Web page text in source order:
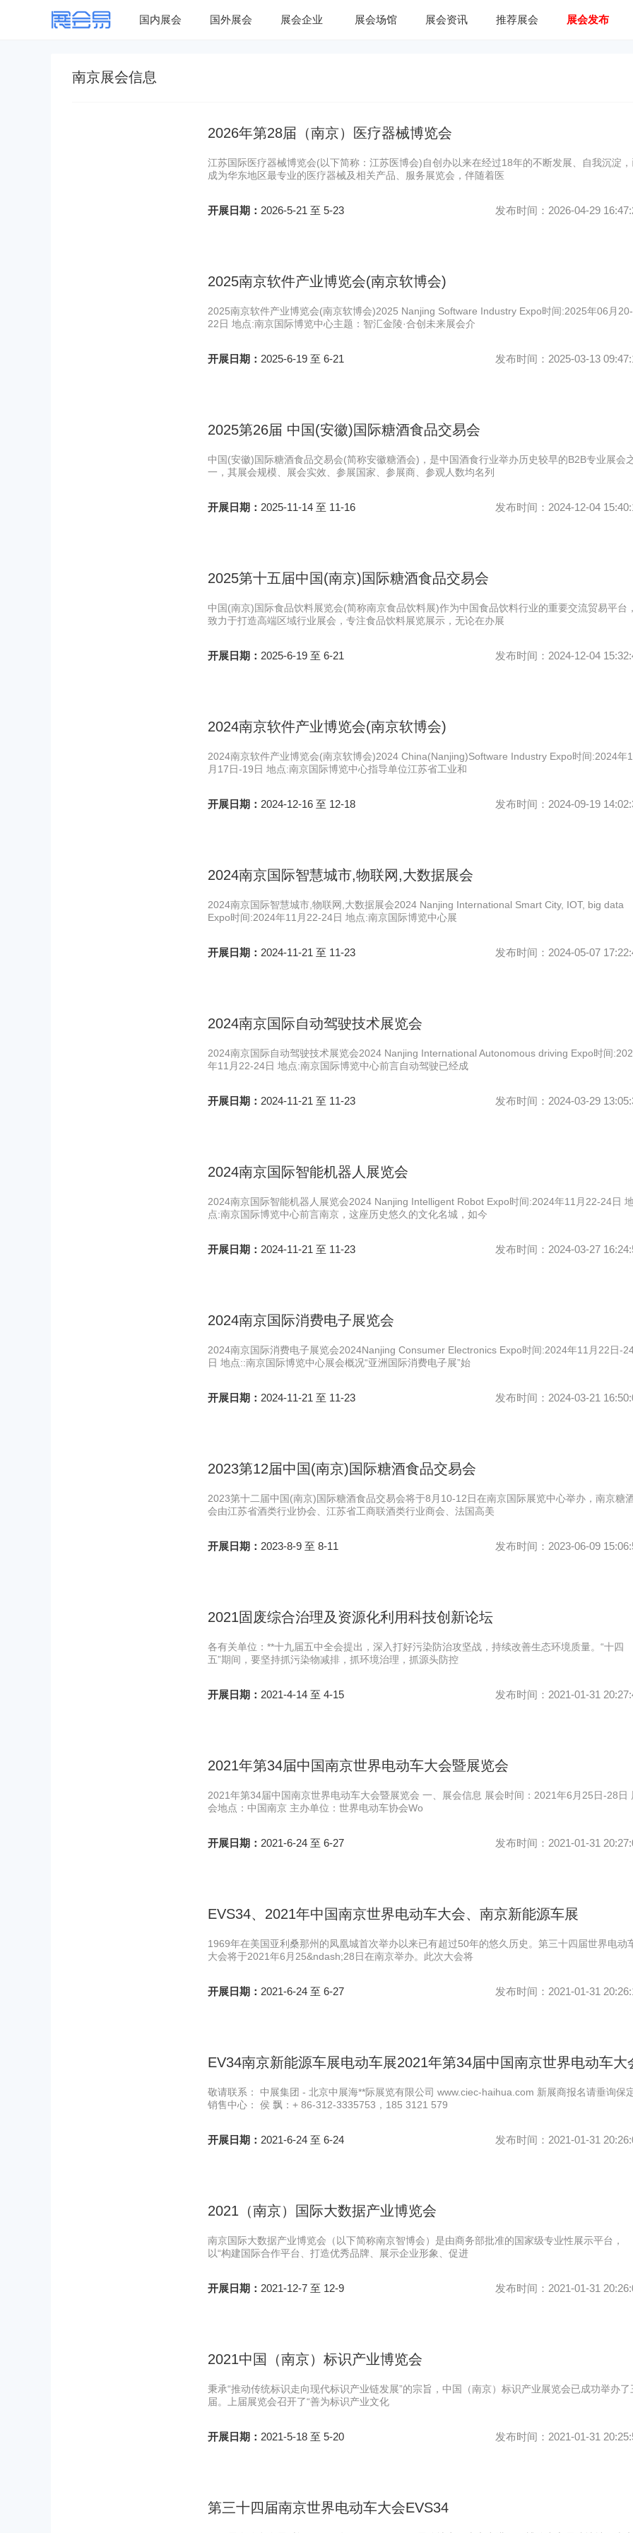
国内展会 国外展会 展会企业 展会场馆 展会资讯 推荐展会 展会发布
南京展会信息
2026年第28届（南京）医疗器械博览会
江苏国际医疗器械博览会(以下简称：江苏医博会)自创办以来在经过18年的不断发展、自我沉淀，
成为华东地区最专业的医疗器械及相关产品、服务展览会，伴随着医
开展日期： 2026-5-21 至 5-23 发布时间：2026-04-29
2025南京软件产业博览会(南京软博会)
2025南京软件产业博览会(南京软博会)2025 Nanjing Software Industry Expo时间:2025年06月20-
22日 地点:南京国际博览中心主题：智汇金陵·合创未来展会介
开展日期： 2025-6-19 至 6-21 发布时间：2025-03-13
2025第26届 中国(安徽)国际糖酒食品交易会
中国(安徽)国际糖酒食品交易会(简称安徽糖酒会)，是中国酒食行业举办历史较早的B2B专业展会
一，其展会规模、展会实效、参展国家、参展商、参观人数均名列
开展日期： 2025-11-14 至 11-16 发布时间：2024-12-04
2025第十五届中国(南京)国际糖酒食品交易会
中国(南京)国际食品饮料展览会(简称南京食品饮料展)作为中国食品饮料行业的重要交流贸易平台，
致力于打造高端区域行业展会，专注食品饮料展览展示，无论在办展
开展日期： 2025-6-19 至 6-21 发布时间：2024-12-04
2024南京软件产业博览会(南京软博会)
2024南京软件产业博览会(南京软博会)2024 China(Nanjing)Software Industry Expo时间:2024年
月17日-19日 地点:南京国际博览中心指导单位江苏省工业和
开展日期： 2024-12-16 至 12-18 发布时间：2024-09-19
2024南京国际智慧城市,物联网,大数据展会
2024南京国际智慧城市,物联网,大数据展会2024 Nanjing International Smart City, IOT, big data
Expo时间:2024年11月22-24日 地点:南京国际博览中心展
开展日期： 2024-11-21 至 11-23 发布时间：2024-05-07
2024南京国际自动驾驶技术展览会
2024南京国际自动驾驶技术展览会2024 Nanjing International Autonomous driving Expo时间
年11月22-24日 地点:南京国际博览中心前言自动驾驶已经成
开展日期： 2024-11-21 至 11-23 发布时间：2024-03-29
2024南京国际智能机器人展览会
2024南京国际智能机器人展览会2024 Nanjing Intelligent Robot Expo时间:2024年11月22-24日
点:南京国际博览中心前言南京，这座历史悠久的文化名城，如今
开展日期： 2024-11-21 至 11-23 发布时间：2024-03-27
2024南京国际消费电子展览会
2024南京国际消费电子展览会2024Nanjing Consumer Electronics Expo时间:2024年11月22日-
日 地点::南京国际博览中心展会概况“亚洲国际消费电子展”始
开展日期： 2024-11-21 至 11-23 发布时间：2024-03-21
2023第12届中国(南京)国际糖酒食品交易会
2023第十二届中国(南京)国际糖酒食品交易会将于8月10-12日在南京国际展览中心举办，南京糖
会由江苏省酒类行业协会、江苏省工商联酒类行业商会、法国高美
开展日期： 2023-8-9 至 8-11 发布时间：2023-06-09
2021固废综合治理及资源化利用科技创新论坛
各有关单位：**十九届五中全会提出，深入打好污染防治攻坚战，持续改善生态环境质量。“十四
五”期间，要坚持抓污染物减排，抓环境治理，抓源头防控
开展日期： 2021-4-14 至 4-15 发布时间：2021-01-31
2021年第34届中国南京世界电动车大会暨展览会
2021年第34届中国南京世界电动车大会暨展览会 一、展会信息 展会时间：2021年6月25日-28日
会地点：中国南京 主办单位：世界电动车协会Wo
开展日期： 2021-6-24 至 6-27 发布时间：2021-01-31
EVS34、2021年中国南京世界电动车大会、南京新能源车展
1969年在美国亚利桑那州的凤凰城首次举办以来已有超过50年的悠久历史。第三十四届世界电动
大会将于2021年6月25&ndash;28日在南京举办。此次大会将
开展日期： 2021-6-24 至 6-27 发布时间：2021-01-31
EV34南京新能源车展电动车展2021年第34届中国南京世界电动车大
敬请联系： 中展集团 - 北京中展海**际展览有限公司 www.ciec-haihua.com 新展商报名请垂询保
销售中心： 侯 飘：+ 86-312-3335753，185 3121 579
开展日期： 2021-6-24 至 6-24 发布时间：2021-01-31
2021（南京）国际大数据产业博览会
南京国际大数据产业博览会（以下简称南京智博会）是由商务部批准的国家级专业性展示平台，
以“构建国际合作平台、打造优秀品牌、展示企业形象、促进
开展日期： 2021-12-7 至 12-9 发布时间：2021-01-31
2021中国（南京）标识产业博览会
秉承“推动传统标识走向现代标识产业链发展”的宗旨，中国（南京）标识产业展览会已成功举办了
届。上届展览会召开了“善为标识产业文化
开展日期： 2021-5-18 至 5-20 发布时间：2021-01-31
第三十四届南京世界电动车大会EVS34